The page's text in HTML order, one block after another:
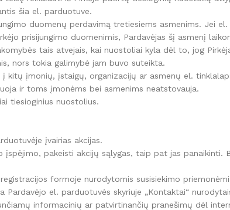
šia el. parduotuve.
duomenų perdavimą tretiesiems asmenims. Jei
prisijungimo duomenimis, Pardavėjas šį asmenį
tais atvejais, kai nuostoliai kyla dėl to, jog
nors tokia galimybė jam buvo suteikta.
kitų įmonių, įstaigų, organizacijų ar asmenų el.
ir toms įmonėms bei asmenims neatstovauja.
tiesioginius nuostolius.
įvairias akcijas.
įspėjimo, pakeisti akcijų sąlygas, taip pat jas
formoje nurodytomis susisiekimo
Pardavėjo el. parduotuvės skyriuje „Kontaktai“
informacinių ar patvirtinančių pranešimų dėl